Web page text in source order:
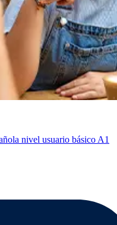
nivel usuario básico A1